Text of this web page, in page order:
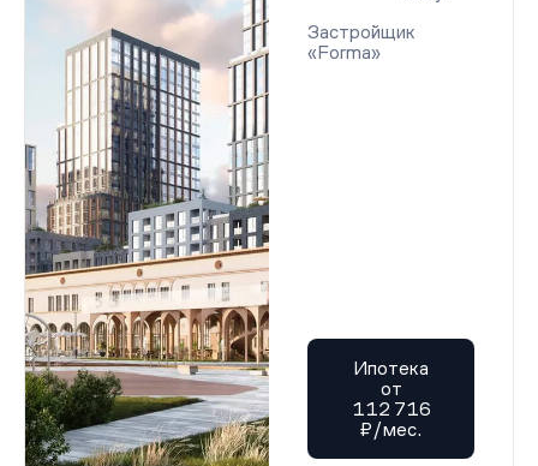
Застройщик
«Forma»
Ипотека
от
112 716
₽/мес.